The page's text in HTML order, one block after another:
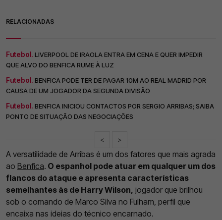
RELACIONADAS
Futebol. LIVERPOOL DE IRAOLA ENTRA EM CENA E QUER IMPEDIR
QUE ALVO DO BENFICA RUME À LUZ
Futebol. BENFICA PODE TER DE PAGAR 10M AO REAL MADRID POR
CAUSA DE UM JOGADOR DA SEGUNDA DIVISÃO
Futebol. BENFICA INICIOU CONTACTOS POR SERGIO ARRIBAS; SAIBA
PONTO DE SITUAÇÃO DAS NEGOCIAÇÕES
< >
A versatilidade de Arribas é um dos fatores que mais agrada
ao Benfica. O espanhol pode atuar em qualquer um dos
flancos do ataque e apresenta características
semelhantes às de Harry Wilson, jogador que brilhou
sob o comando de Marco Silva no Fulham, perfil que
encaixa nas ideias do técnico encarnado.